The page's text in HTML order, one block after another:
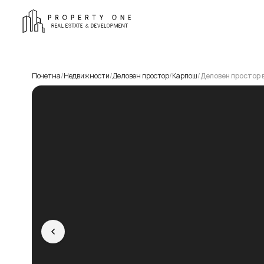
Почетна/Недвижности/Деловен простор/Карпош/Деловен простор